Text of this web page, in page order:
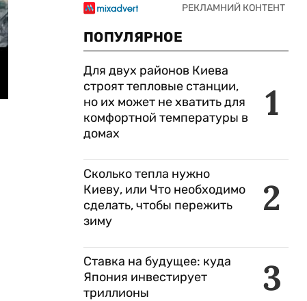
ПОПУЛЯРНОЕ
1
Для двух районов Киева
строят тепловые станции,
но их может не хватить для
комфортной температуры в
домах
2
Сколько тепла нужно
Киеву, или Что необходимо
сделать, чтобы пережить
зиму
3
Ставка на будущее: куда
Япония инвестирует
триллионы